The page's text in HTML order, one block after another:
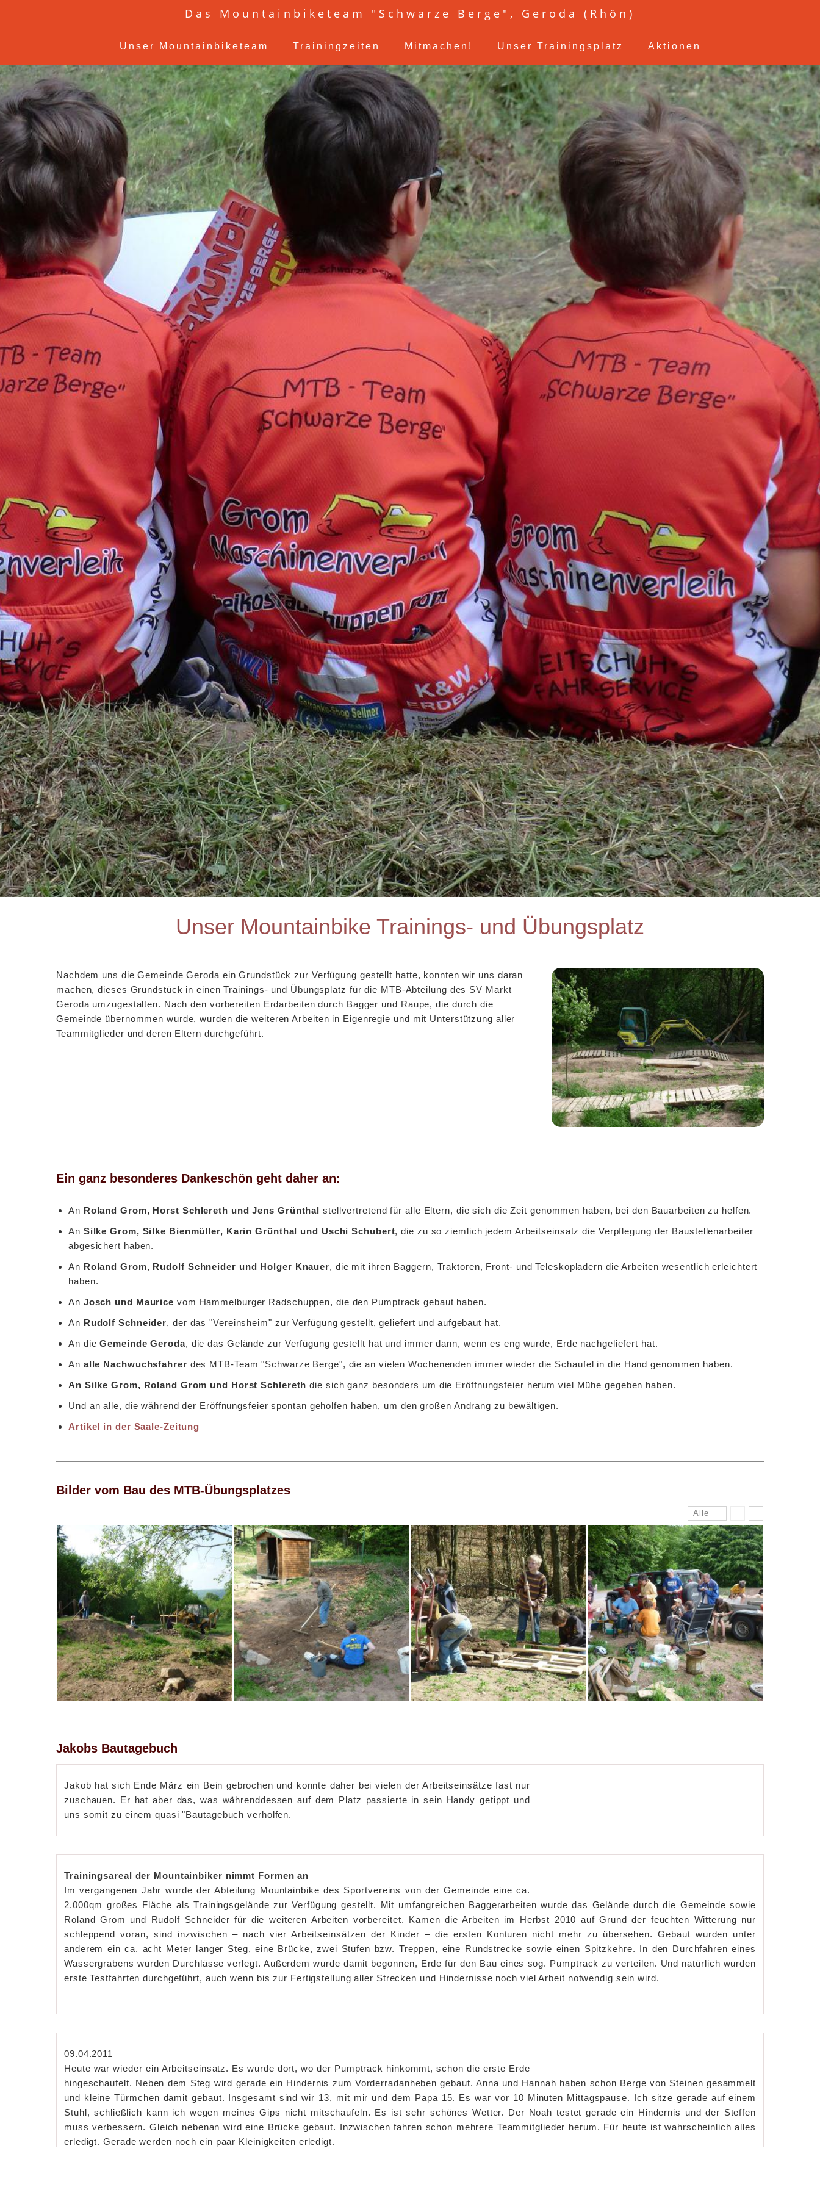
Das Mountainbiketeam "Schwarze Berge", Geroda (Rhön)
Unser Mountainbiketeam Trainingzeiten Mitmachen! Unser Trainingsplatz Aktionen
Unser Mountainbike Trainings- und Übungsplatz
Nachdem uns die Gemeinde Geroda ein Grundstück zur Verfügung gestellt hatte, konnten wir uns daran
machen, dieses Grundstück in einen Trainings- und Übungsplatz für die MTB-Abteilung des SV Markt
Geroda umzugestalten. Nach den vorbereiten Erdarbeiten durch Bagger und Raupe, die durch die
Gemeinde übernommen wurde, wurden die weiteren Arbeiten in Eigenregie und mit Unterstützung aller
Teammitglieder und deren Eltern durchgeführt.
Ein ganz besonderes Dankeschön geht daher an:
An Roland Grom, Horst Schlereth und Jens Grünthal stellvertretend für alle Eltern, die sich die Zeit genommen haben, bei den Bauarbeiten zu helfen.
An Silke Grom, Silke Bienmüller, Karin Grünthal und Uschi Schubert, die zu so ziemlich jedem Arbeitseinsatz die Verpflegung der Baustellenarbeiter
abgesichert haben.
An Roland Grom, Rudolf Schneider und Holger Knauer, die mit ihren Baggern, Traktoren, Front- und Teleskopladern die Arbeiten wesentlich erleichtert
haben.
An Josch und Maurice vom Hammelburger Radschuppen, die den Pumptrack gebaut haben.
An Rudolf Schneider, der das "Vereinsheim" zur Verfügung gestellt, geliefert und aufgebaut hat.
An dieGemeinde Geroda, die das Gelände zur Verfügung gestellt hat und immer dann, wenn es eng wurde, Erde nachgeliefert hat.
An alle Nachwuchsfahrer des MTB-Team "Schwarze Berge", die an vielen Wochenenden immer wieder die Schaufel in die Hand genommen haben.
An Silke Grom, Roland Grom und Horst Schlereth die sich ganz besonders um die Eröffnungsfeier herum viel Mühe gegeben haben.
Und an alle, die während der Eröffnungsfeier spontan geholfen haben, um den großen Andrang zu bewältigen.
Artikel in der Saale-Zeitung
Bilder vom Bau des MTB-Übungsplatzes
Alle
Jakobs Bautagebuch
Jakob hat sich Ende März ein Bein gebrochen und konnte daher bei vielen der Arbeitseinsätze fast nur
zuschauen. Er hat aber das, was währenddessen auf dem Platz passierte in sein Handy getippt und
uns somit zu einem quasi "Bautagebuch verholfen.
Trainingsareal der Mountainbiker nimmt Formen an
Im vergangenen Jahr wurde der Abteilung Mountainbike des Sportvereins von der Gemeinde eine ca.
2.000qm großes Fläche als Trainingsgelände zur Verfügung gestellt. Mit umfangreichen Baggerarbeiten wurde das Gelände durch die Gemeinde sowie
Roland Grom und Rudolf Schneider für die weiteren Arbeiten vorbereitet. Kamen die Arbeiten im Herbst 2010 auf Grund der feuchten Witterung nur
schleppend voran, sind inzwischen – nach vier Arbeitseinsätzen der Kinder – die ersten Konturen nicht mehr zu übersehen. Gebaut wurden unter
anderem ein ca. acht Meter langer Steg, eine Brücke, zwei Stufen bzw. Treppen, eine Rundstrecke sowie einen Spitzkehre. In den Durchfahren eines
Wassergrabens wurden Durchlässe verlegt. Außerdem wurde damit begonnen, Erde für den Bau eines sog. Pumptrack zu verteilen. Und natürlich wurden
erste Testfahrten durchgeführt, auch wenn bis zur Fertigstellung aller Strecken und Hindernisse noch viel Arbeit notwendig sein wird.
09.04.2011
Heute war wieder ein Arbeitseinsatz. Es wurde dort, wo der Pumptrack hinkommt, schon die erste Erde
hingeschaufelt. Neben dem Steg wird gerade ein Hindernis zum Vorderradanheben gebaut. Anna und Hannah haben schon Berge von Steinen gesammelt
und kleine Türmchen damit gebaut. Insgesamt sind wir 13, mit mir und dem Papa 15. Es war vor 10 Minuten Mittagspause. Ich sitze gerade auf einem
Stuhl, schließlich kann ich wegen meines Gips nicht mitschaufeln. Es ist sehr schönes Wetter. Der Noah testet gerade ein Hindernis und der Steffen
muss verbessern. Gleich nebenan wird eine Brücke gebaut. Inzwischen fahren schon mehrere Teammitglieder herum. Für heute ist wahrscheinlich alles
erledigt. Gerade werden noch ein paar Kleinigkeiten erledigt.